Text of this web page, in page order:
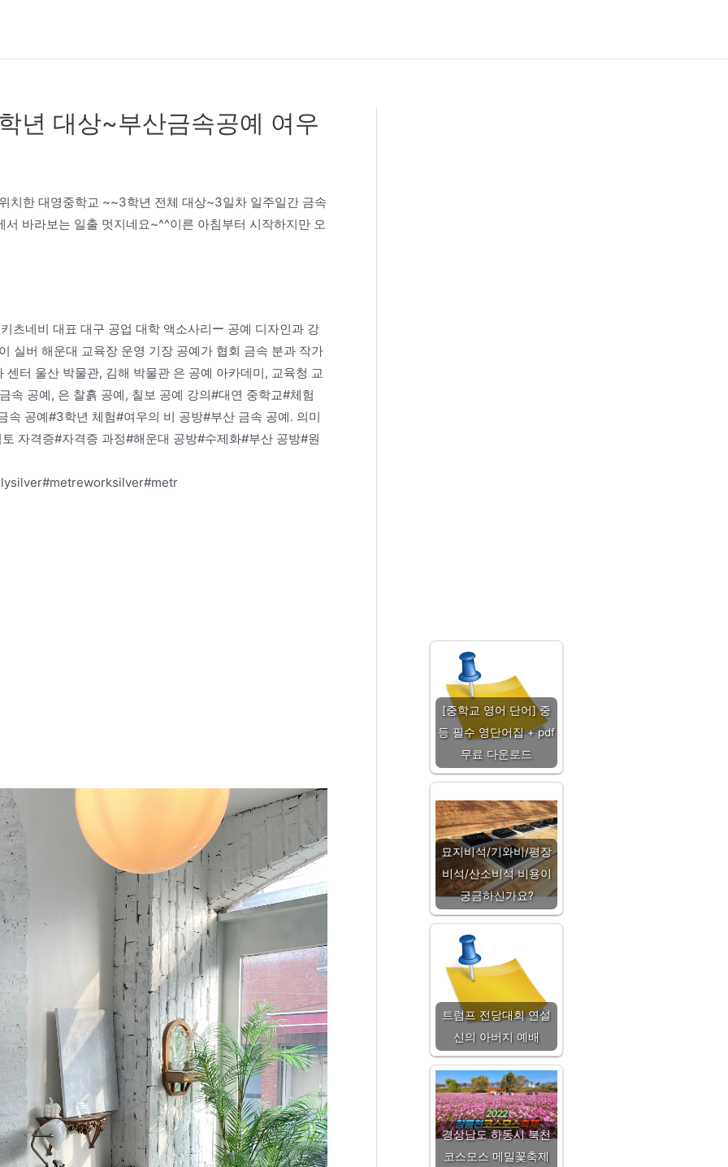
년 대상~부산금속공예 여우
치한 대영중학교 ~~3학년 전체 대상~3일차 일주일간 금속
바라보는 일출 멋지네요~^^이른 아침부터 시작하지만 오
네비 대표 대구 공업 대학 액소사리ー 공예 디자인과 강
실버 해운대 교육장 운영 기장 공예가 협회 금속 분과 작가
터 울산 박물관, 김해 박물관 은 공예 아카데미, 교육청 교
속 공예, 은 찰흙 공예, 칠보 공예 강의#대연 중학교#체험
공예#3학년 체험#여우의 비 공방#부산 금속 공예. 의미
자격증#자격증 과정#해운대 공방#수제화#부산 공방#원
[중학교 영어 단어] 중
등 필수 영단어집 + pdf
무료 다운로드
묘지비석/기와비/평장
비석/산소비석 비용이
궁금하신가요?
트럼프 전당대회 연설
신의 아버지 예배
경상남도 하동시 북천
코스모스 메밀꽃축제